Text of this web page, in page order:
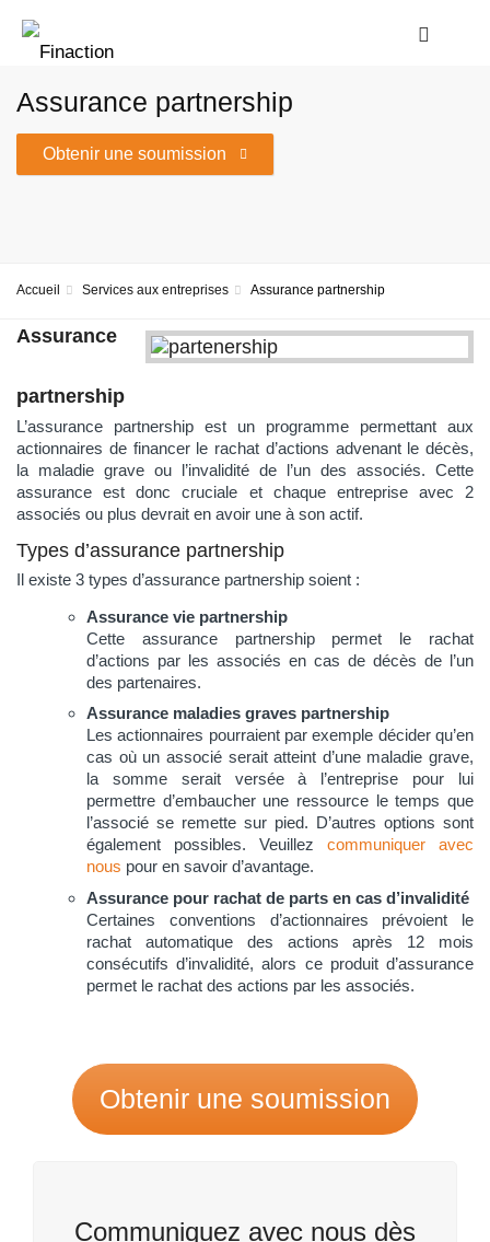
Assurance partnership
Obtenir une soumission
Accueil Services aux entreprises Assurance partnership
Assurance
partnership
L’assurance partnership est un programme permettant aux
actionnaires de financer le rachat d’actions advenant le décès,
la maladie grave ou l’invalidité de l’un des associés. Cette
assurance est donc cruciale et chaque entreprise avec 2
associés ou plus devrait en avoir une à son actif.
Types d’assurance partnership
Il existe 3 types d’assurance partnership soient :
Assurance vie partnership
Cette assurance partnership permet le rachat
d’actions par les associés en cas de décès de l’un
des partenaires.
Assurance maladies graves partnership
Les actionnaires pourraient par exemple décider qu’en
cas où un associé serait atteint d’une maladie grave,
la somme serait versée à l’entreprise pour lui
permettre d’embaucher une ressource le temps que
l’associé se remette sur pied. D’autres options sont
également possibles. Veuillezcommuniquer avec
nous pour en savoir d’avantage.
Assurance pour rachat de parts en cas d’invalidité
Certaines conventions d’actionnaires prévoient le
rachat automatique des actions après 12 mois
consécutifs d’invalidité, alors ce produit d’assurance
permet le rachat des actions par les associés.
Obtenir une soumission
Communiquez avec nous dès